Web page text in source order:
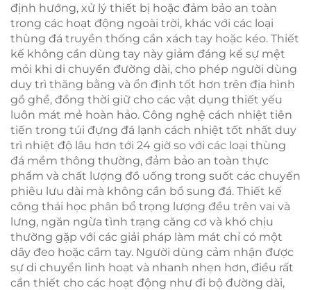
định hướng, xử lý thiết bị hoặc đảm bảo an toàn
trong các hoạt động ngoài trời, khác với các loại
thùng đá truyền thống cần xách tay hoặc kéo. Thiết
kế không cần dùng tay này giảm đáng kể sự mệt
mỏi khi di chuyển đường dài, cho phép người dùng
duy trì thăng bằng và ổn định tốt hơn trên địa hình
gồ ghề, đồng thời giữ cho các vật dụng thiết yếu
luôn mát mẻ hoàn hảo. Công nghệ cách nhiệt tiên
tiến trong túi đựng đá lạnh cách nhiệt tốt nhất duy
trì nhiệt độ lâu hơn tới 24 giờ so với các loại thùng
đá mềm thông thường, đảm bảo an toàn thực
phẩm và chất lượng đồ uống trong suốt các chuyến
phiêu lưu dài mà không cần bổ sung đá. Thiết kế
công thái học phân bổ trọng lượng đều trên vai và
lưng, ngăn ngừa tình trạng căng cơ và khó chịu
thường gặp với các giải pháp làm mát chỉ có một
dây đeo hoặc cầm tay. Người dùng cảm nhận được
sự di chuyển linh hoạt và nhanh nhẹn hơn, điều rất
cần thiết cho các hoạt động như đi bộ đường dài,